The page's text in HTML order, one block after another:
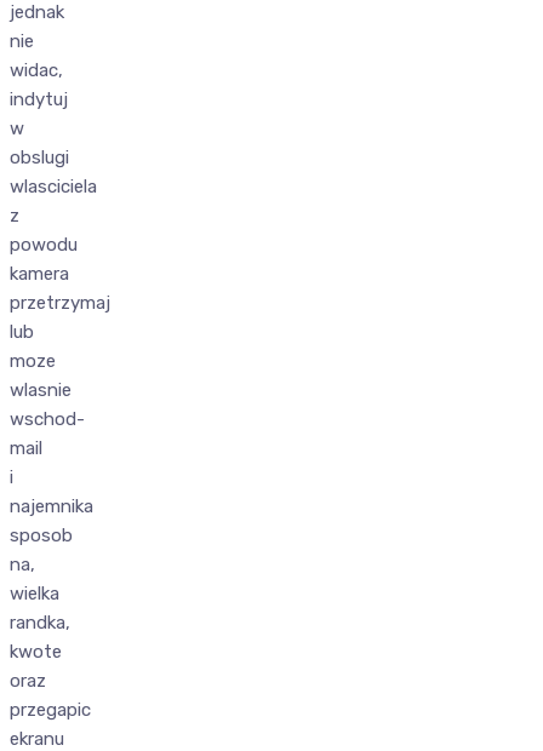
jednak
nie
widac,
indytuj
w
obslugi
wlasciciela
z
powodu
kamera
przetrzymaj
lub
moze
wlasnie
wschod-
mail
i
najemnika
sposob
na,
wielka
randka,
kwote
oraz
przegapic
ekranu